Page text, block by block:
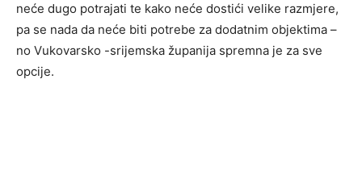
neće dugo potrajati te kako neće dostići velike razmjere,
pa se nada da neće biti potrebe za dodatnim objektima –
no Vukovarsko -srijemska županija spremna je za sve
opcije.